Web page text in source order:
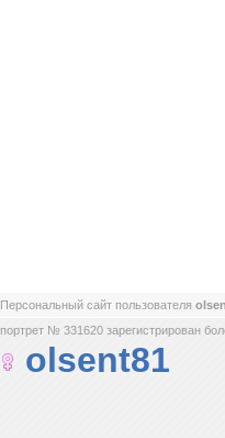
Персональный сайт пользователя
портрет № 331620 зарегистрирован
olsent81